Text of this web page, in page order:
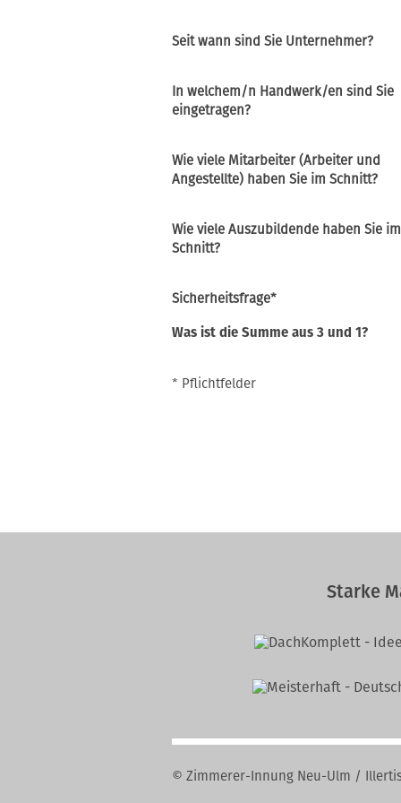
Seit wann sind Sie Unternehmer?
In welchem/n Handwerk/en sind Sie
eingetragen?
Wie viele Mitarbeiter (Arbeiter und
Angestellte) haben Sie im Schnitt?
Wie viele Auszubildende haben Sie im
Schnitt?
Pflichtfeld
Sicherheitsfrage*
Was ist die Summe aus 3 und 1?
* Pflichtfelder
Starke
© Zimmerer-Innung Neu-Ulm /